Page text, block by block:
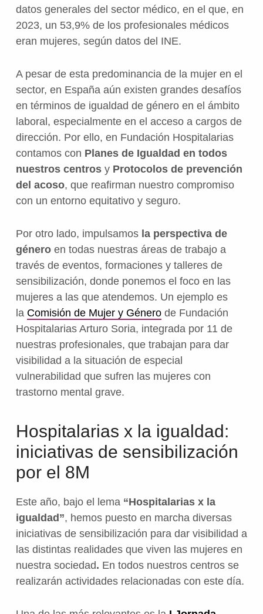
datos generales del sector médico, en el que, en
2023, un 53,9% de los profesionales médicos
eran mujeres, según datos del INE.
A pesar de esta predominancia de la mujer en el
sector, en España aún existen grandes desafíos
en términos de igualdad de género en el ámbito
laboral, especialmente en el acceso a cargos de
dirección. Por ello, en Fundación Hospitalarias
contamos con Planes de Igualdad en todos
nuestros centrosy Protocolos de prevención
del acoso, que reafirman nuestro compromiso
con un entorno equitativo y seguro.
Por otro lado, impulsamos la perspectiva de
géneroen todas nuestras áreas de trabajo a
través de eventos, formaciones y talleres de
sensibilización, donde ponemos el foco en las
mujeres a las que atendemos. Un ejemplo es
la Comisión de Mujer y Género de Fundación
Hospitalarias Arturo Soria, integrada por 11 de
nuestras profesionales, que trabajan para dar
visibilidad a la situación de especial
vulnerabilidad que sufren las mujeres con
trastorno mental grave.
Hospitalarias x la igualdad:
iniciativas de sensibilización
por el 8M
Este año, bajo el lema “Hospitalarias x la
igualdad”, hemos puesto en marcha diversas
iniciativas de sensibilización para dar visibilidad a
las distintas realidades que viven las mujeres en
nuestra sociedad. En todos nuestros centros se
realizarán actividades relacionadas con este día.